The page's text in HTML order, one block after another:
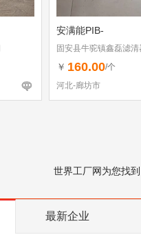
安满能PIB-
固安县牛驼镇鑫磊滤清
￥ 160.00/个
河北-廊坊市
世界工厂网为您找到
最新企业